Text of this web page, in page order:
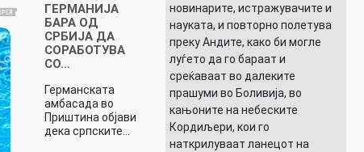
ГЕРМАНИЈА
БАРА ОД
СРБИЈА ДА
СОРАБОТУВА
СО…
Германската
амбасада во
Приштина објави
дека српските…
новинарите, истражувачите и
науката, и повторно полетува
преку Андите, како би могле
луѓето да го бараат и
среќаваат во далеките
прашуми во Боливија, во
кањоните на небеските
Кордиљери, кои го
наткрилуваат ланецот на